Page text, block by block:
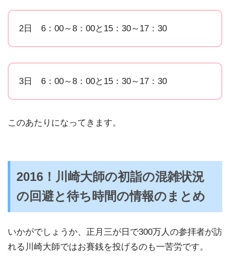
2日 6：00～8：00と15：30～17：30
3日 6：00～8：00と15：30～17：30
このあたりになってきます。
2016！川崎大師の初詣の混雑状況
の回避と待ち時間の情報のまとめ
いかがでしょうか、正月三が日で300万人の参拝者が訪
れる川崎大師ではお賽銭を投げるのも一苦労です。